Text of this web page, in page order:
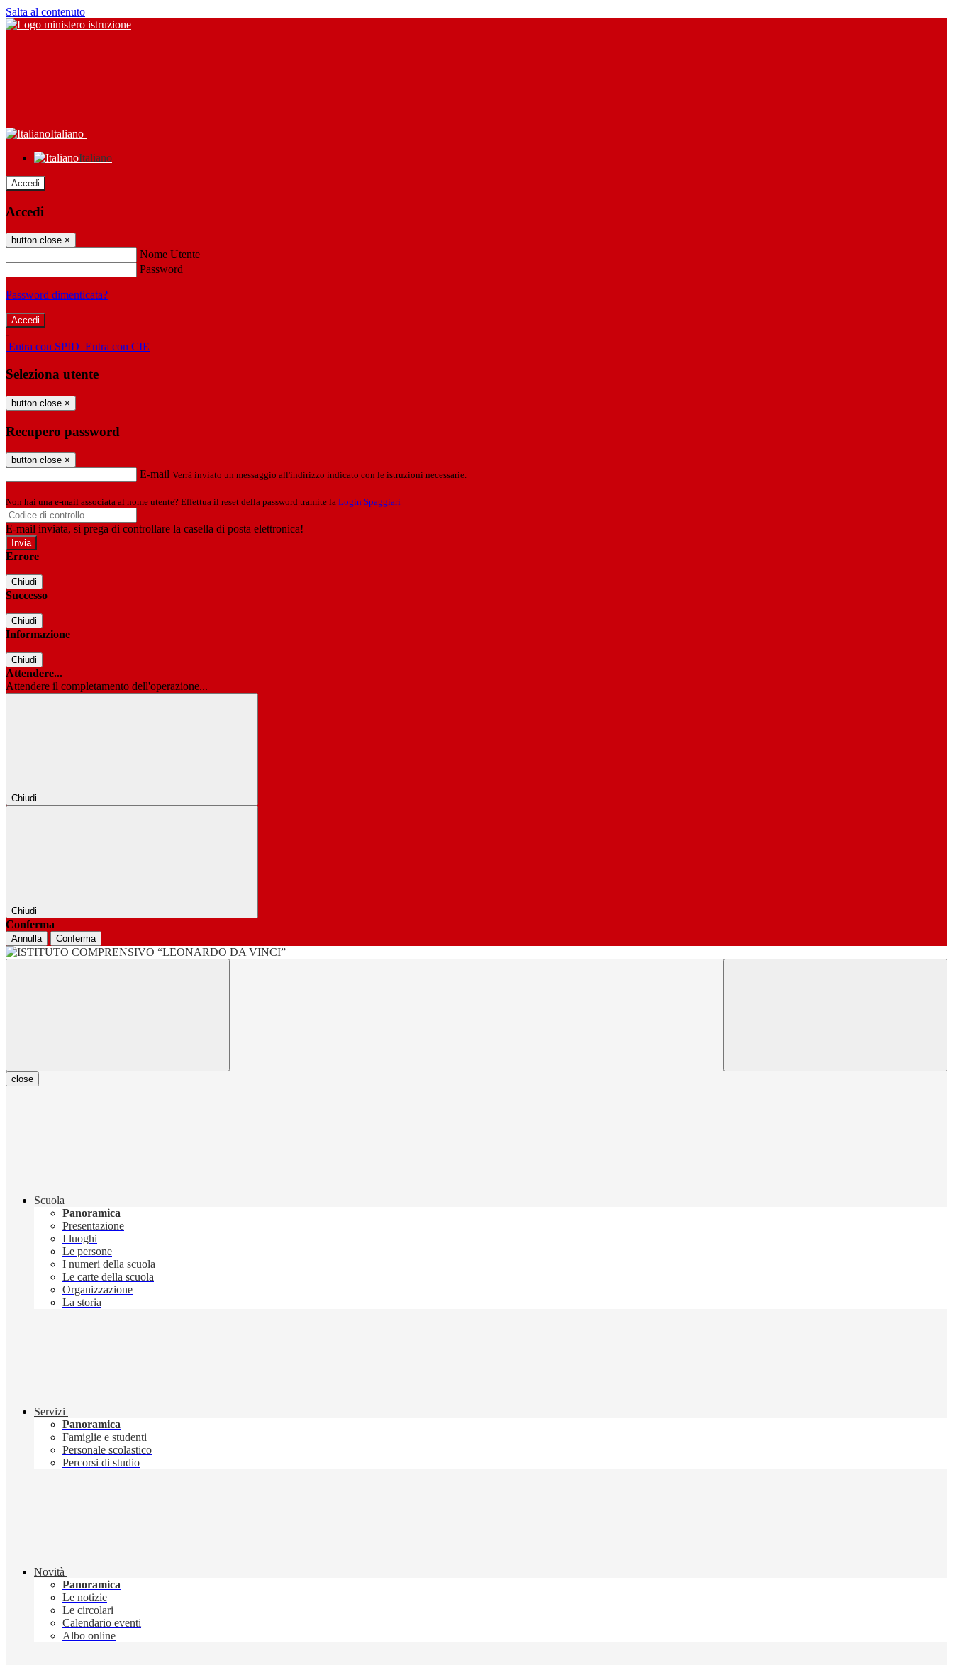
Salta al contenuto
Italiano
Italiano
Accedi
Accedi
button close ×
Nome Utente
Password
Password dimenticata?
-
Entra con SPID Entra con CIE
Seleziona utente
button close ×
Recupero password
button close ×
E-mail Verrà inviato un messaggio all'indirizzo indicato con le istruzioni necessarie.
Non hai una e-mail associata al nome utente? Effettua il reset della password tramite la Login Spaggiari
E-mail inviata, si prega di controllare la casella di posta elettronica!
Errore
Chiudi
Successo
Chiudi
Informazione
Chiudi
Attendere...
Attendere il completamento dell'operazione...
Chiudi
Chiudi
Conferma
Annulla Conferma
close
Scuola
Panoramica
Presentazione
I luoghi
Le persone
I numeri della scuola
Le carte della scuola
Organizzazione
La storia
Servizi
Panoramica
Famiglie e studenti
Personale scolastico
Percorsi di studio
Novità
Panoramica
Le notizie
Le circolari
Calendario eventi
Albo online